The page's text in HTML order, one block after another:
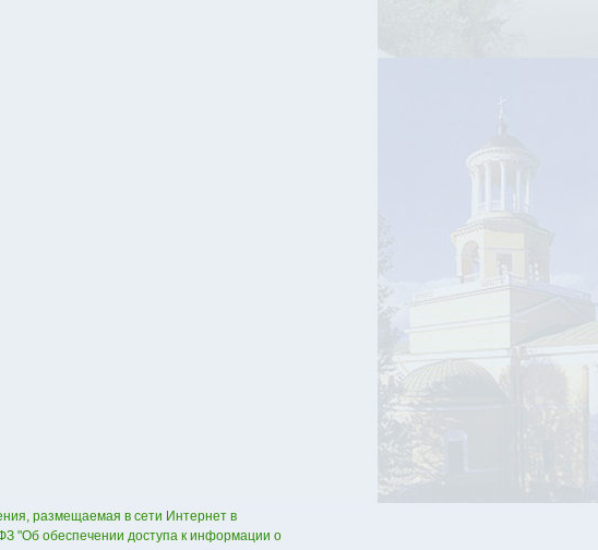
размещаемая в сети Интернет в
"Об обеспечении доступа к информации о